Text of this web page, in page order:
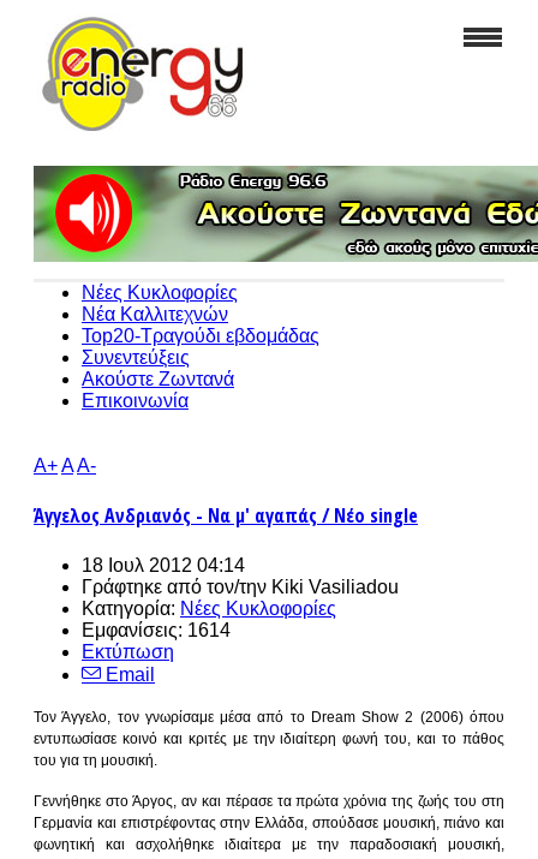
Νέες Κυκλοφορίες
Νέα Καλλιτεχνών
Top20-Τραγούδι εβδομάδας
Συνεντεύξεις
Ακούστε Ζωντανά
Επικοινωνία
A+AA-
Άγγελος Ανδριανός - Να μ' αγαπάς / Νέο single
18 Ιουλ 2012 04:14
Γράφτηκε από τον/την Kiki Vasiliadou
Κατηγορία: Νέες Κυκλοφορίες
Εμφανίσεις: 1614
Εκτύπωση
Email
Τον Άγγελο, τον γνωρίσαμε μέσα από το Dream Show 2 (2006) όπου
εντυπωσίασε κοινό και κριτές με την ιδιαίτερη φωνή του, και το πάθος
του για τη μουσική.
Γεννήθηκε στο Άργος, αν και πέρασε τα πρώτα χρόνια της ζωής του στη
Γερμανία και επιστρέφοντας στην Ελλάδα, σπούδασε μουσική, πιάνο και
φωνητική και ασχολήθηκε ιδιαίτερα με την παραδοσιακή μουσική,